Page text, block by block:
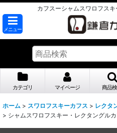
カフスーシャムスワロフス
メニュー
カテゴリ マイページ 商品
ホーム > スワロフスキーカフス > レクタ
> シャムスワロフスキー・レクタングル